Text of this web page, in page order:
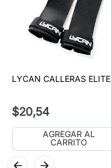
LYCAN CALLERAS ELITE
$20,54
AGREGAR AL
CARRITO